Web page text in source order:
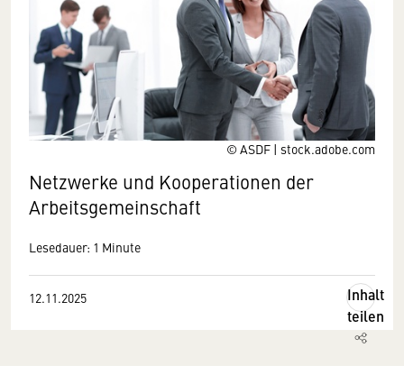
© ASDF | stock.adobe.com
Netzwerke und Kooperationen der
Arbeitsgemeinschaft
Lesedauer: 1 Minute
12.11.2025
Inhalt
teilen